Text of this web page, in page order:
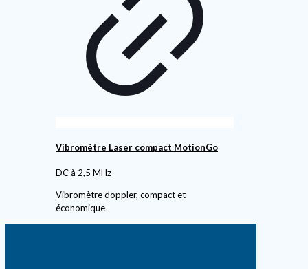
Vibromètre Laser compact MotionGo
DC à 2,5 MHz
Vibromètre doppler, compact et
économique